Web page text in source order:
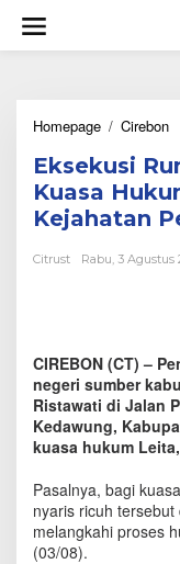
w
Homepage / Cirebon
s
e
k
u
i
h
N
y
a
r
R
i
c
Eksekusi
Kuasa
Kejahatan
Citrust Rabu, 3 Agustus
CIREBON (CT) –
negeri sumber
Ristawati di Jalan
Kedawung,
kuasa hukum
Pasalnya, bagi
nyaris ricuh
melangkahi proses
(03/08).